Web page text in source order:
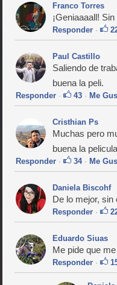
Franco Torres
¡Geniaaaall!
Responder ·
Paul Castillo
Saliendo de
buena la peli.
Responder · 43 · Me
Cristhian Ps
Muchas pero
buena la
Responder · 34· Me
Daniela Biscohf
De lo mejor, sin
Responder ·
Eduardo Siuas
Me pide que
Responder ·